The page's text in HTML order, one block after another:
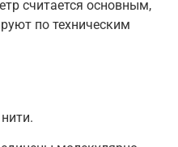
считается основным,
по техническим